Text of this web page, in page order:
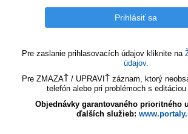
Pre zaslanie prihlasovacích údajov kliknite na
údajov.
Pre ZMAZAŤ / UPRAVIŤ záznam, ktorý
telefón alebo pri problémoch s
Objednávky garantovaného prioritného
ďalších služieb: